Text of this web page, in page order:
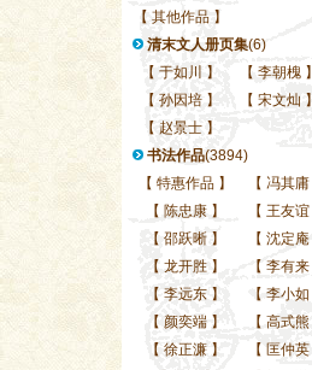
【 其他作品 】
清末文人册页集(6)
【 于如川 】 【 李朝槐 】
【 孙因培 】 【 宋文灿 】
【 赵景士 】
书法作品(3894)
【 特惠作品】 【 冯其庸
【 陈忠康】 【 王友谊
【 邵跃晰】 【 沈定庵
【 龙开胜】 【 李有来
【 李远东】 【 李小如
【 颜奕端】 【 高式熊
【 徐正濂】 【 匡仲英